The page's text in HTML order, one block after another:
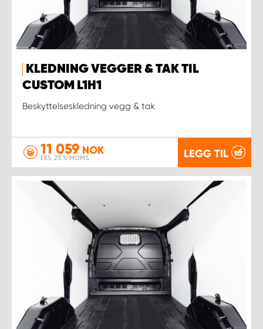
KLEDNING VEGGER & TAK TIL
CUSTOM L1H1
Beskyttelseskledning vegg & tak
11 059 NOK
EKS. 25 % MOMS LEGG TIL